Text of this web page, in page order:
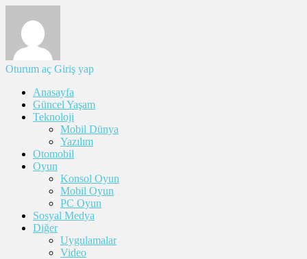
Oturum aç Giriş yap
Anasayfa
Güncel Yaşam
Teknoloji
Mobil Dünya
Yazılım
Otomobil
Oyun
Konsol Oyun
Mobil Oyun
PC Oyun
Sosyal Medya
Diğer
Uygulamalar
Video